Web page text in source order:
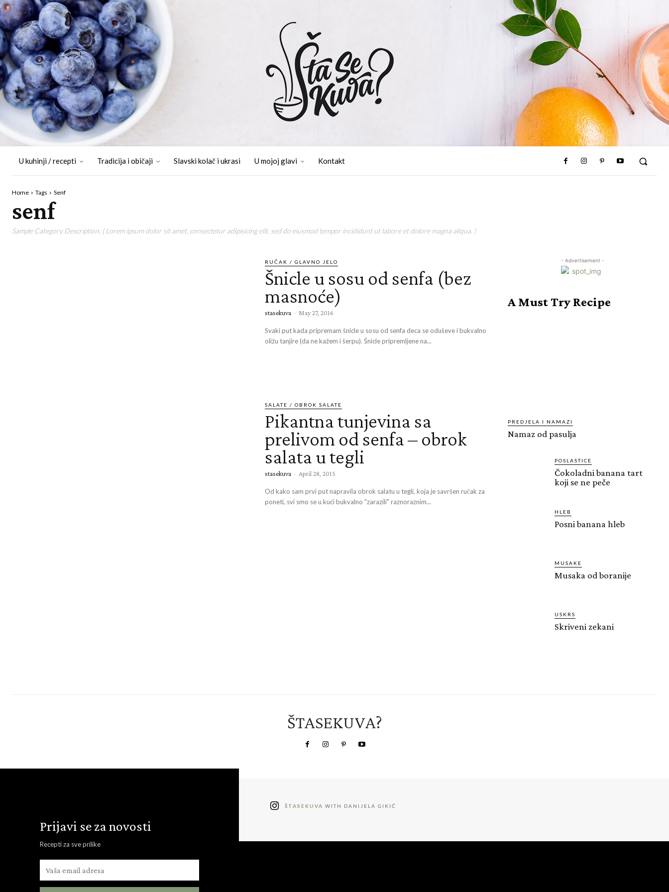
U kuhinji / recepti Tradicija i običaji Slavski kolač i ukrasi U mojoj glavi Kontakt
Home Tags Senf
senf
Sample Category Description. ( Lorem ipsum dolor sit amet, consectetur adipisicing elit, sed do eiusmod tempor incididunt ut labore et dolore magna aliqua. )
RUČAK / GLAVNO JELO
Šnicle u sosu od senfa (bez
masnoće)
stasekuva - May 27, 2016
Svaki put kada pripremam šnicle u sosu od senfa deca se oduševe i bukvalno
oližu tanjire (da ne kažem i šerpu). Šnicle pripremljene na...
SALATE / OBROK SALATE
Pikantna tunjevina sa
prelivom od senfa – obrok
salata u tegli
stasekuva - April 28, 2015
Od kako sam prvi put napravila obrok salatu u tegli, koja je savršen ručak za
poneti, svi smo se u kući bukvalno "zarazili" raznoraznim...
- Advertisement -
A Must Try Recipe
PREDJELA I NAMAZI
Namaz od pasulja
POSLASTICE
Čokoladni banana tart
koji se ne peče
HLEB
Posni banana hleb
MUSAKE
Musaka od boranije
USKRS
Skriveni zekani
ŠTASEKUVA?
Prijavi se za novosti
Recepti za sve prilike
ŠTASEKUVA WITH DANIJELA GIKIĆ